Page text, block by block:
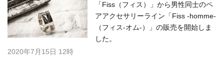
「Fiss（フィス）」から男性同士のペ
アアクセサリーライン「Fiss -homme-
（フィス-オム-）」の販売を開始しま
した。
2020年7月15日 12時